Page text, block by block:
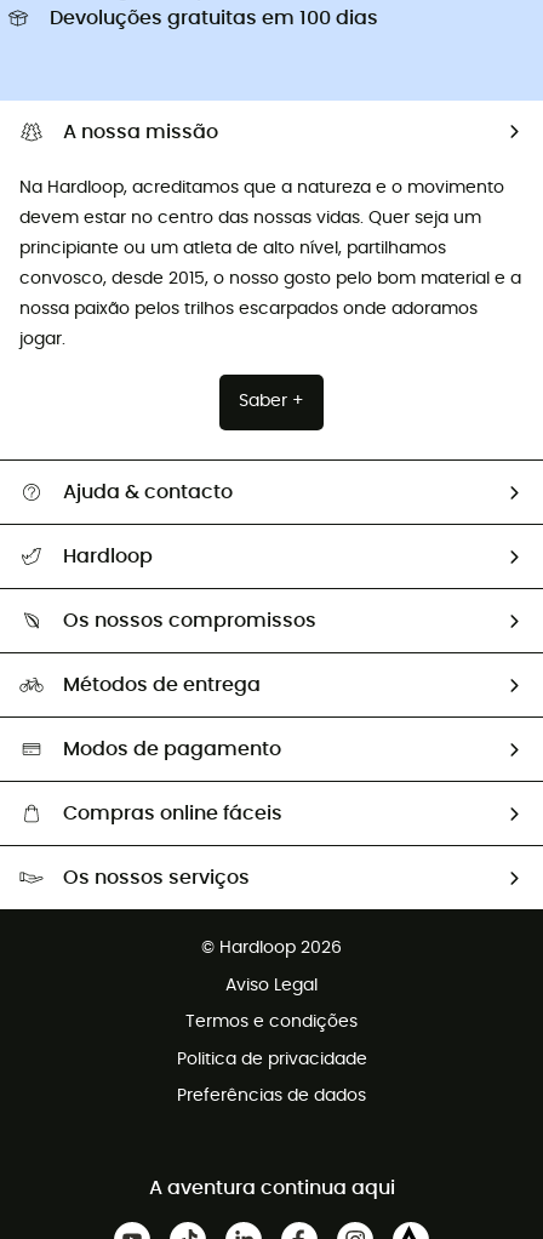
Devoluções gratuitas em 100 dias
A nossa missão
Na Hardloop, acreditamos que a natureza e o movimento
devem estar no centro das nossas vidas. Quer seja um
principiante ou um atleta de alto nível, partilhamos
convosco, desde 2015, o nosso gosto pelo bom material e a
nossa paixão pelos trilhos escarpados onde adoramos
jogar.
Saber +
Ajuda & contacto
Devoluções e reembolsos
Guia de tamanhos
Trocas & Devoluções
Hardloop
Os nossos embaixadores
Os nossos compromissos
Seleção eco-responsável
Métodos de entrega
Modos de pagamento
Compras online fáceis
Devoluções gratuitas em 100 dias
Os nossos serviços
© Hardloop 2026
Aviso Legal
Termos e condições
Politica de privacidade
Preferências de dados
A aventura continua aqui